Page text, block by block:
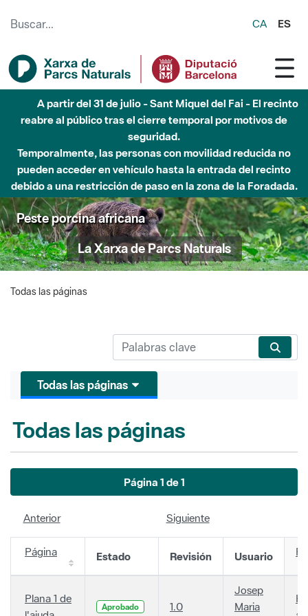
CA ES
A partir del 31 de julio - Sant Miquel del Fai - El recinto
reabre al público tras el cierre temporal por motivos de
seguridad.
Temporalmente, las personas con movilidad reducida no
pueden acceder en vehículo hasta la entrada del recinto
debido a una restricción de paso en la zona de la Foradada.
Peste porcina africana
La Xarxa de Parcs Naturals
Todas las páginas
Todas las páginas
Todas las páginas
Página 1 de 1
Anterior Siguiente
Página Estado Revisión Usuario
Plana 1 de
Aprobado 1.0
Josep
Maria